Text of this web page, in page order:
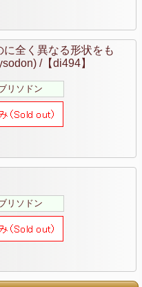
全く異なる形状をも
/【di494】
リソドン
リソドン